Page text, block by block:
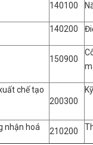
140100
140200
150900
chế tạo
200300
nhận hoá 210200